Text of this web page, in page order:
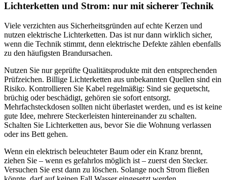
Lichterketten und Strom: nur mit sicherer Technik
Viele verzichten aus Sicherheitsgründen auf echte Kerzen und
nutzen elektrische Lichterketten. Das ist nur dann wirklich sicher,
wenn die Technik stimmt, denn elektrische Defekte zählen ebenfalls
zu den häufigsten Brandursachen.
Nutzen Sie nur geprüfte Qualitätsprodukte mit den entsprechenden
Prüfzeichen. Billige Lichterketten aus unbekannten Quellen sind ein
Risiko. Kontrollieren Sie Kabel regelmäßig: Sind sie gequetscht,
brüchig oder beschädigt, gehören sie sofort entsorgt.
Mehrfachsteckdosen sollten nicht überlastet werden, und es ist keine
gute Idee, mehrere Steckerleisten hintereinander zu schalten.
Schalten Sie Lichterketten aus, bevor Sie die Wohnung verlassen
oder ins Bett gehen.
Wenn ein elektrisch beleuchteter Baum oder ein Kranz brennt,
ziehen Sie – wenn es gefahrlos möglich ist – zuerst den Stecker.
Versuchen Sie erst dann zu löschen. Solange noch Strom fließen